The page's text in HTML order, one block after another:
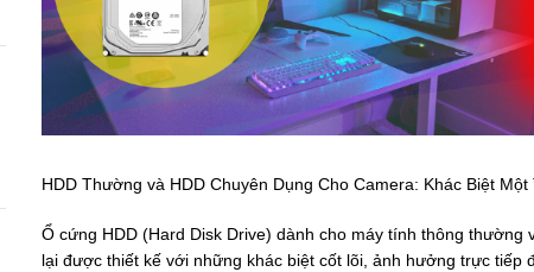
HDD Thường và HDD Chuyên Dụng Cho Camera: Khác Biệt Một
Ổ cứng HDD (Hard Disk Drive) dành cho máy tính thông
lại được thiết kế với những khác biệt cốt lõi, ảnh hưởng trực